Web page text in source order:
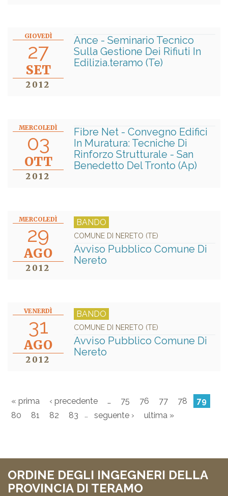
GIOVEDÌ
27
SET
2012
Ance - Seminario Tecnico
Sulla Gestione Dei Rifiuti In
Edilizia.teramo (Te)
MERCOLEDÌ
03
OTT
2012
Fibre Net - Convegno Edifici
In Muratura: Tecniche Di
Rinforzo Strutturale - San
Benedetto Del Tronto (Ap)
MERCOLEDÌ
29
AGO
2012
BANDO
COMUNE DI NERETO (TE)
Avviso Pubblico Comune Di
Nereto
VENERDÌ
31
AGO
2012
BANDO
COMUNE DI NERETO (TE)
Avviso Pubblico Comune Di
Nereto
« prima ‹ precedente … 75 76 77 78
79
80
81 82 83 … seguente › ultima »
ORDINE DEGLI INGEGNERI DELLA
PROVINCIA DI TERAMO